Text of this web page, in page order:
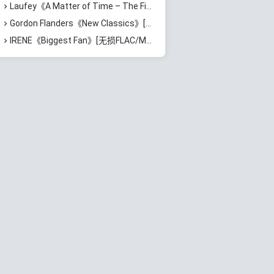
Laufey《A Matter of Time – The Final Hour》[无损FLAC/MP3/870MB]百度云网盘下载
Gordon Flanders《New Classics》[无损FLAC/MP3/529MB]百度云网盘下载
IRENE《Biggest Fan》[无损FLAC/MP3/687MB]百度云网盘下载